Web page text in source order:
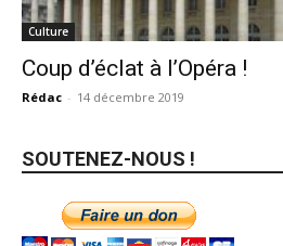
Culture
Coup d’éclat à l’Opéra !
Rédac - 14 décembre 2019
SOUTENEZ-NOUS !